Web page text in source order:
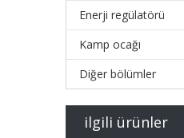
Enerji regülatörü
Kamp ocağı
Diğer bölümler
ilgili ürünler